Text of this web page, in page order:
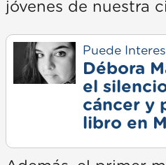
jóvenes de nuestra
Puede
Débora
el
cáncer y
libro en